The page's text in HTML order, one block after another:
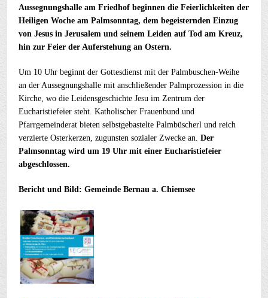
Aussegnungshalle am Friedhof beginnen die Feierlichkeiten der
Heiligen Woche am Palmsonntag, dem begeisternden Einzug
von Jesus in Jerusalem und seinem Leiden auf Tod am Kreuz,
hin zur Feier der Auferstehung an Ostern.
Um 10 Uhr beginnt der Gottesdienst mit der Palmbuschen-Weihe
an der Aussegnungshalle mit anschließender Palmprozession in die
Kirche, wo die Leidensgeschichte Jesu im Zentrum der
Eucharistiefeier steht. Katholischer Frauenbund und
Pfarrgemeinderat bieten selbstgebastelte Palmbüscherl und reich
verzierte Osterkerzen, zugunsten sozialer Zwecke an.Der
Palmsonntag wird um 19 Uhr mit einer Eucharistiefeier
abgeschlossen.
Bericht und Bild: Gemeinde Bernau a. Chiemsee